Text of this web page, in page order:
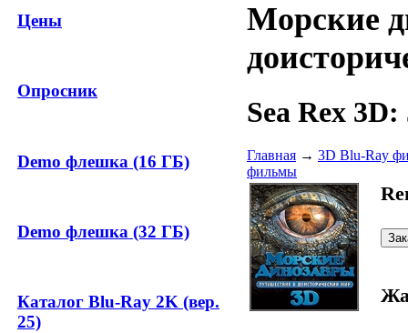
Цены
Опросник
Demo флешка (16 ГБ)
Demo флешка (32 ГБ)
Каталог Blu-Ray 2K (вер.
25)
Морские
Sea Rex
Главная → 3D Blu-Ray
фильмы